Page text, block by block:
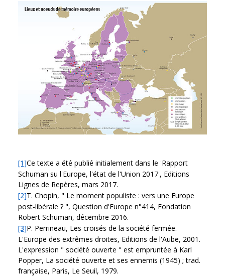
[1]Ce texte a été publié initialement dans le 'Rapport
Schuman su l'Europe, l'état de l'Union 2017', Editions
Lignes de Repères, mars 2017.
[2]T. Chopin, " Le moment populiste : vers une Europe
post-libérale ? ", Question d'Europe n°414, Fondation
Robert Schuman, décembre 2016.
[3]P. Perrineau, Les croisés de la société fermée.
L'Europe des extrêmes droites, Editions de l'Aube, 2001.
L'expression " société ouverte " est empruntée à Karl
Popper, La société ouverte et ses ennemis (1945) ; trad.
française, Paris, Le Seuil, 1979.